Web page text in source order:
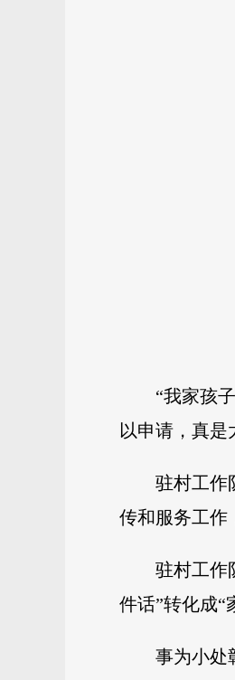
“我家孩
以申请，真
驻村工作
传和服务工作
驻村工作
件话”转化成“
事为小处